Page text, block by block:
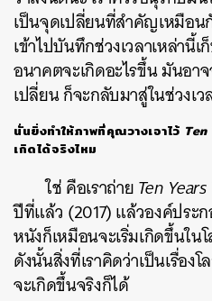
เป็นจุดเปลี่ยนที่สำคัญเหมือน
เข้าไปบันทึกช่วงเวลาเหล่านี้เ
อนาคตจะเกิดอะไรขึ้น มันอา
เปลี่ยน ก็จะกลับมาสู่ในช่วงเ
นั่นยิ่งทำให้ภาพที่คุณวางเอาไว้
เกิดได้จริงไหม
ใช่ คือเราถ่ายTen
ปีที่แล้ว (2017) แล้วองค์ประ
หนังก็เหมือนจะเริ่มเกิดขึ้นใน
ดังนั้นสิ่งที่เราคิดว่าเป็นเรื่อง
จะเกิดขึ้นจริงก็ได้